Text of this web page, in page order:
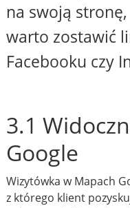
na swoją
warto zostawić
Facebooku czy
3.1
Google
Wizytówka w Mapach
z którego klient